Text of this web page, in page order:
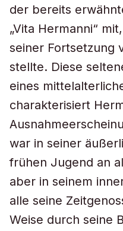
der bereits
„Vita Hermanni“
seiner Fortsetzung
stellte. Diese
eines
charakterisiert
war in seiner
frühen Jugend an
aber in seinem
alle seine
Weise durch seine